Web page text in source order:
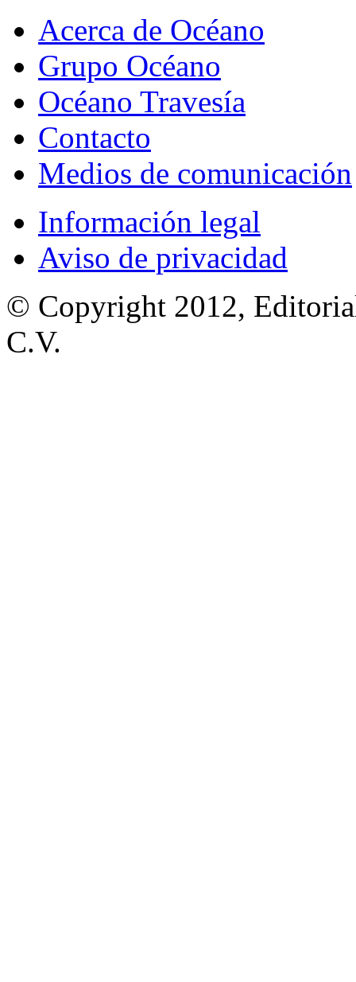
Acerca de Océano
Grupo Océano
Océano Travesía
Contacto
Medios de comunicación
Información legal
Aviso de privacidad
© Copyright 2012,
C.V.